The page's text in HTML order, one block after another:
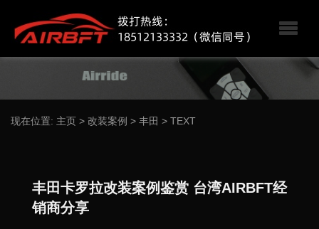
现在位置: 主页 > 改装案例 > 丰田 > TEXT
丰田卡罗拉改装案例鉴赏 台湾AIRBFT经
销商分享